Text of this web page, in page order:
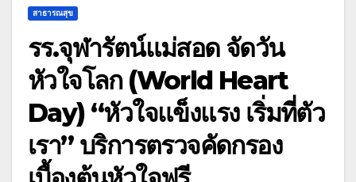
สาธารณสุข
รร.จุฬารัตน์แม่สอด จัดวัน
หัวใจโลก (World Heart
Day) “หัวใจแข็งแรง เริ่มที่ตัว
เรา” บริการตรวจคัดกรอง